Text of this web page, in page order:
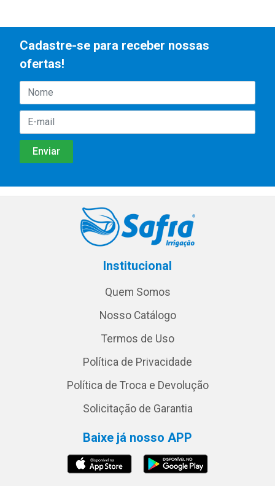
Cadastre-se para receber nossas
ofertas!
Institucional
Quem Somos
Nosso Catálogo
Termos de Uso
Política de Privacidade
Política de Troca e Devolução
Solicitação de Garantia
Baixe já nosso APP